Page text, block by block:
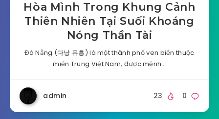
Hòa Mình Trong Khung Cảnh
Thiên Nhiên Tại Suối Khoáng
Nóng Thần Tài
Đà Nẵng (다낭 유흥) là một thành phố ven biển thuộc
miền Trung Việt Nam, được mệnh…
admin 0
23